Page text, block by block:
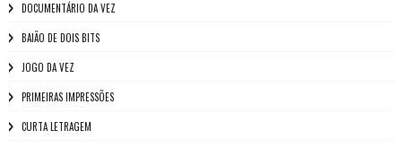
DOCUMENTÁRIO DA VEZ
BAIÃO DE DOIS BITS
JOGO DA VEZ
PRIMEIRAS IMPRESSÕES
CURTA LETRAGEM